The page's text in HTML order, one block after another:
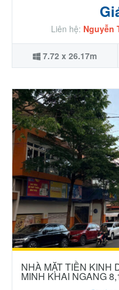
Liên hệ: Nguyễn
7.72 x 26.17m
NHÀ MẶT TIỀN KINH
MINH KHAI NGANG